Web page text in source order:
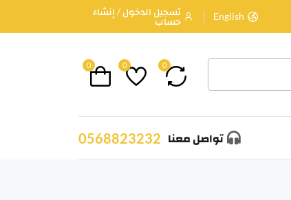
English
تسجيل الدخول / إنشاء
حساب
0
0
0
تواصل معنا 0568823232